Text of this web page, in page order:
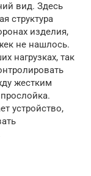
вид. Здесь
структура
изделия,
не нашлось.
нагрузках, так
жестким
устройство,